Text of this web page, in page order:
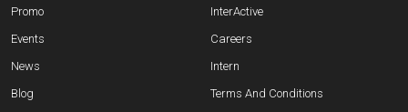
Promo
Events
News
Blog
InterActive
Careers
Intern
Terms And Conditions